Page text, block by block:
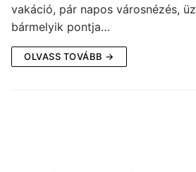
vakáció, pár napos városnézés,
bármelyik pontja…
OLVASS TOVÁBB →